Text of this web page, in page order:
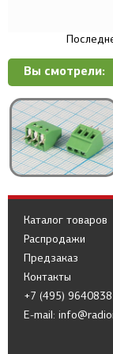
Вы смотрели:
Каталог товаров
Распродажи
Предзаказ
Контакты
+7 (495) 9640838
E-mail: